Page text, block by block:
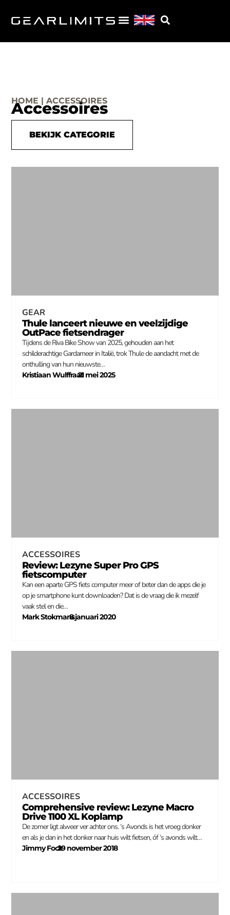
HOME | ACCESSOIRES
Accessoires
BEKIJK CATEGORIE
GEAR
Thule lanceert nieuwe en veelzijdige
OutPace fietsendrager
Tijdens de Riva Bike Show van 2025, gehouden aan het
schilderachtige Gardameer in Italië, trok Thule de aandacht met de
onthulling van hun nieuwste…
Kristiaan Wulffraat
–
21 mei 2025
ACCESSOIRES
Review: Lezyne Super Pro GPS
fietscomputer
Kan een aparte GPS fiets computer meer of beter dan de apps die je
op je smartphone kunt downloaden? Dat is de vraag die ik mezelf
vaak stel en die…
Mark Stokmans
–
8 januari 2020
ACCESSOIRES
Comprehensive review: Lezyne Macro
Drive 1100 XL Koplamp
De zomer ligt alweer ver achter ons. ‘s Avonds is het vroeg donker
en als je dan in het donker naar huis wilt fietsen, óf ‘s avonds wilt…
Jimmy Fock
–
29 november 2018